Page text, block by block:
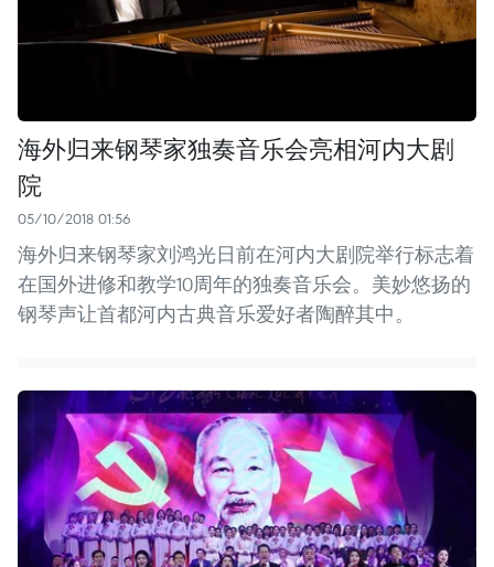
海外归来钢琴家独奏音乐会亮相河内大剧
院
05/10/2018 01:56
海外归来钢琴家刘鸿光日前在河内大剧院举行标志着
在国外进修和教学10周年的独奏音乐会。美妙悠扬的
钢琴声让首都河内古典音乐爱好者陶醉其中。